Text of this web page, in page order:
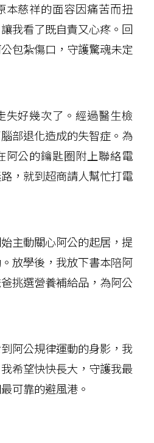
本慈祥的面容因痛苦而扭
我看了既自責又心疼。回
包紮傷口，守護驚魂未定
好幾次了。經過醫生檢
部退化造成的失智症。為
阿公的鑰匙圈附上聯絡電
，就到超商請人幫忙打電
主動關心阿公的起居，提
放學後，我放下書本陪阿
挑選營養補給品，為阿公
阿公規律運動的身影，我
希望快快長大，守護我最
可靠的避風港。